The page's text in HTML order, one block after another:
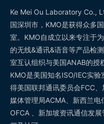
Ke Mei Ou Laboratory Co.,
国深圳市，KMO是获得众多
室。KMO自成立以来专注于
的无线&通讯&语音等产品检
室互认组织与美国ANAB的授
KMO是美国知名ISO/IEC实
得美国联邦通讯委员会FCC
媒体管理局ACMA、新西兰
OFCA 、新加坡资讯通信发